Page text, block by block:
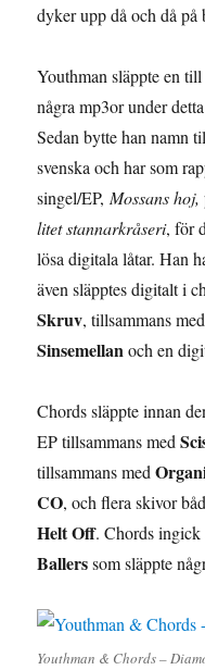
dyker upp då och då på
Youthman släppte en
några mp3or under
Sedan bytte han namn
svenska och har som
singel/EP, Mossans hoj,
litet stannarkråseri, för
lösa digitala låtar. Han
även släpptes digitalt i
Skruv, tillsammans
Sinsemellanoch en
Chords släppte innan
EP tillsammans med
tillsammans med
CO, och flera skivor
Helt Off. Chords
Ballerssom släppte
Youthman & Chords –